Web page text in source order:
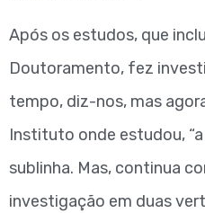
Após os estudos, que
Doutoramento, fez
tempo, diz-nos, mas
Instituto onde estudou,
sublinha. Mas, continua
investigação em duas